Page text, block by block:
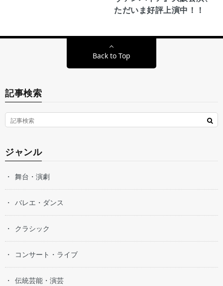
ただいま好評上演中！！
Back to Top
記事検索
ジャンル
舞台・演劇
バレエ・ダンス
クラシック
コンサート・ライブ
伝統芸能・演芸